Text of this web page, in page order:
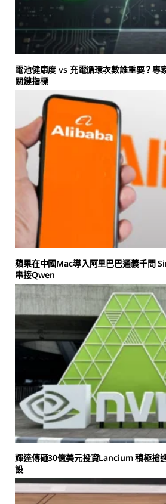
電池健康度 vs 充電循環次數誰重要？專
關鍵指標
蘋果在中國Mac導入阿里巴巴通義千問
串接Qwen
輝達傳砸30億美元投資Lancium 積極搶
設